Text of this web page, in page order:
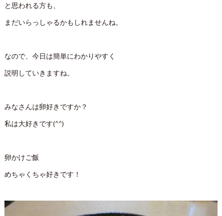
と思われる方も、
まだいらっしゃるかもしれませんね。
なので、今日は簡単にわかりやすく
説明していきますね。
みなさんは卵好きですか？
私は大好きです(^^)
卵かけご飯
めちゃくちゃ好きです！